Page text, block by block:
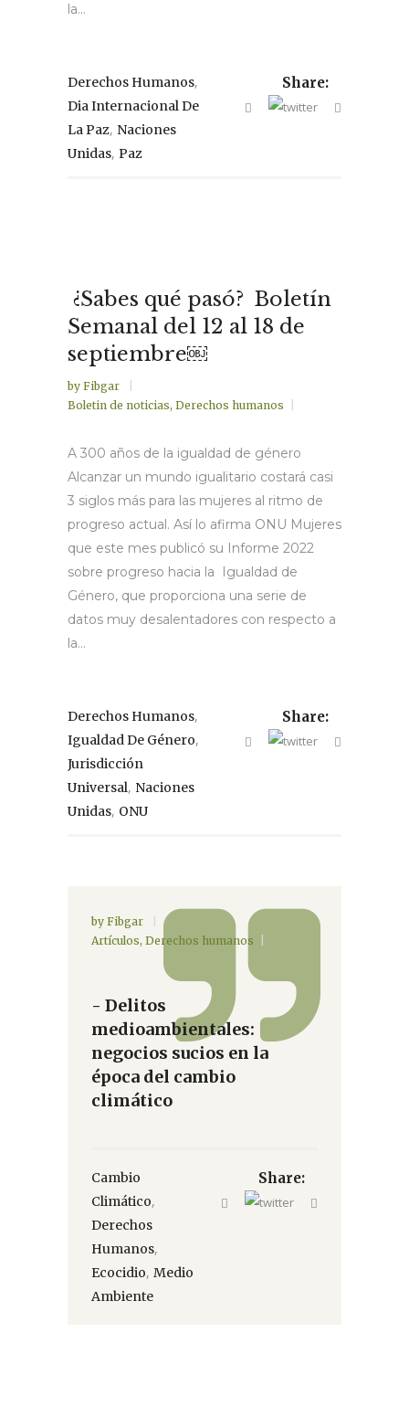
la...
Derechos Humanos,
Dia Internacional De
La Paz, Naciones
Unidas, Paz
Share:
¿Sabes qué pasó? Boletín
Semanal del 12 al 18 de
septiembre￼
by Fibgar
Boletin de noticias, Derechos humanos
A 300 años de la igualdad de género
Alcanzar un mundo igualitario costará casi
3 siglos más para las mujeres al ritmo de
progreso actual. Así lo afirma ONU Mujeres
que este mes publicó su Informe 2022
sobre progreso hacia la Igualdad de
Género, que proporciona una serie de
datos muy desalentadores con respecto a
la...
Derechos Humanos,
Igualdad De Género,
Jurisdicción
Universal, Naciones
Unidas, ONU
Share:
by Fibgar
Artículos, Derechos humanos
- Delitos
medioambientales:
negocios sucios en la
época del cambio
climático
Cambio
Climático,
Derechos
Humanos,
Ecocidio, Medio
Ambiente
Share: